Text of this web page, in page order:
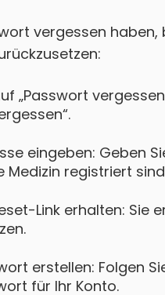
vergessen
„Passwort
eingeben: Geben
Medizin registriert
Link erhalten: Sie
erstellen: Folgen
für Ihr Konto.